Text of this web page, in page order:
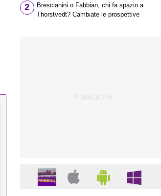
il Bologna: caccia al giusto incastro
2
Brescianini o Fabbian, chi fa spazio a
Thorstvedt? Cambiate le prospettive